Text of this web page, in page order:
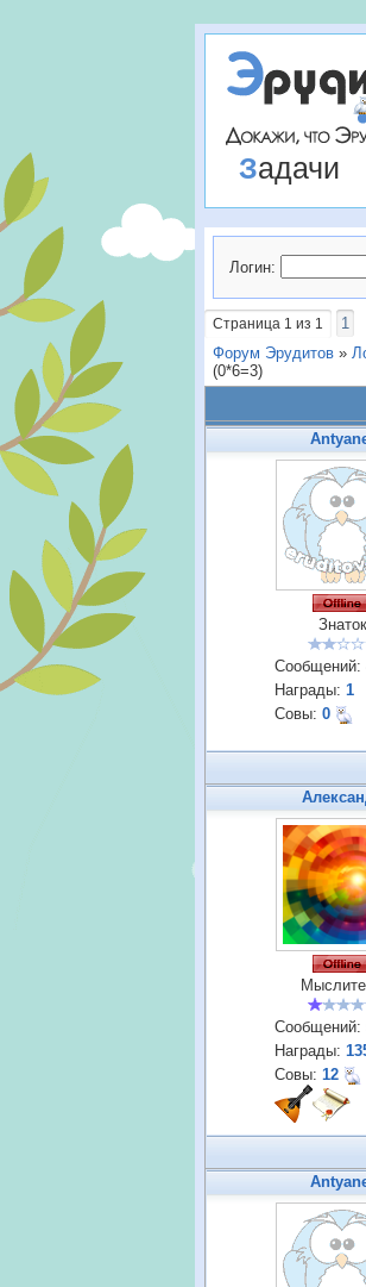
Задачи
Логин:
Страница 1 из 1
1
Форум Эрудитов »
(0*6=3)
Знаток
Сообщений:
Награды: 1
Совы: 0
Сообщений:
Награды:
Совы: 12